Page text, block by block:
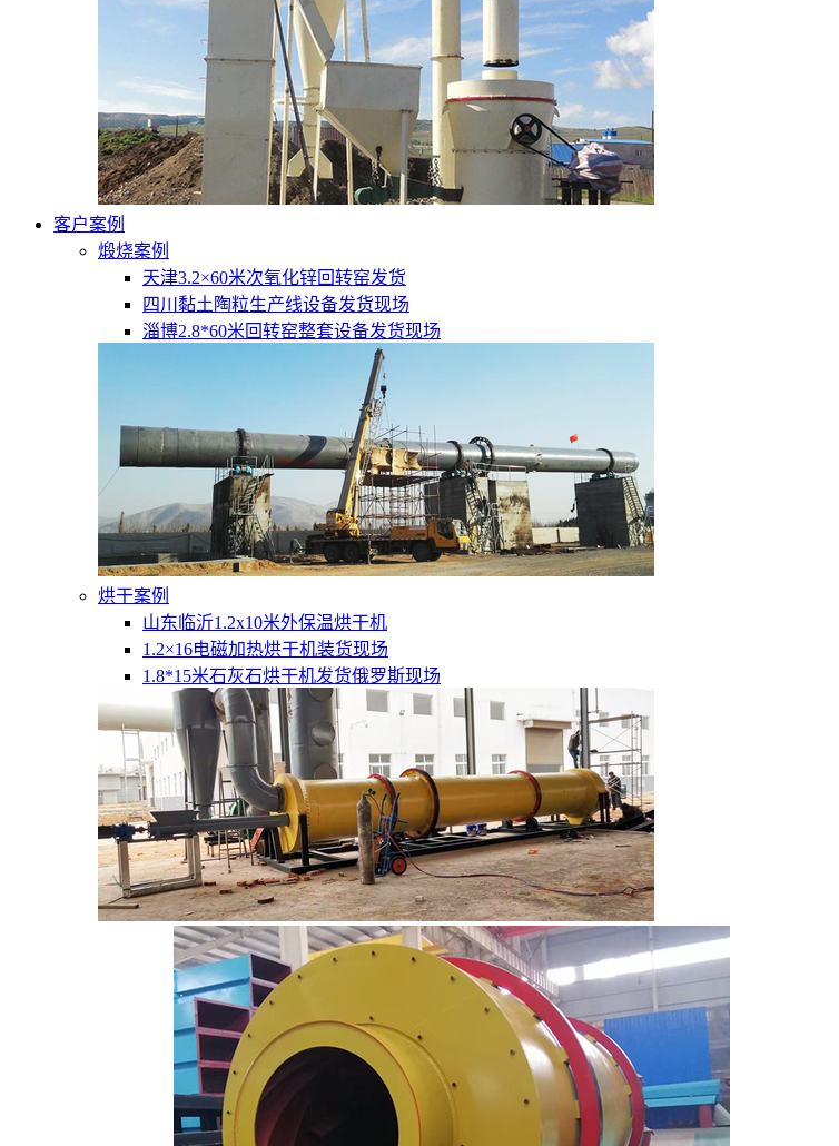
客户案例
煅烧案例
天津3.2×60米次氧化锌回转窑发货
四川黏土陶粒生产线设备发货现场
淄博2.8*60米回转窑整套设备发货现场
烘干案例
山东临沂1.2x10米外保温烘干机
1.2×16电磁加热烘干机装货现场
1.8*15米石灰石烘干机发货俄罗斯现场